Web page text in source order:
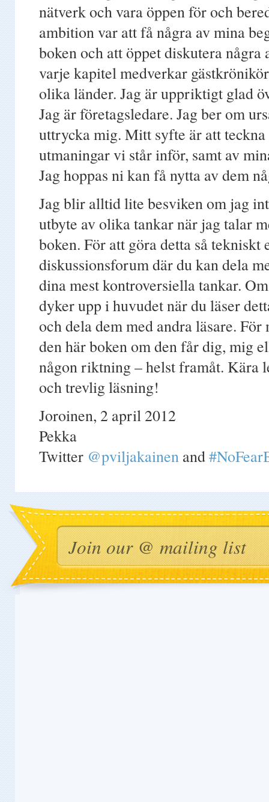
nätverk och vara öppen för och
ambition var att få några av mina
boken och att öppet diskutera
varje kapitel medverkar
olika länder. Jag är uppriktigt glad
Jag är företagsledare. Jag ber om
uttrycka mig. Mitt syfte är att
utmaningar vi står inför, samt av
Jag hoppas ni kan få nytta av dem
Jag blir alltid lite besviken om jag
utbyte av olika tankar när jag talar
boken. För att göra detta så
diskussionsforum där du kan dela
dina mest kontroversiella tankar.
dyker upp i huvudet när du läser
och dela dem med andra läsare.
den här boken om den får dig, mig
någon riktning – helst framåt. Kära
och trevlig läsning!
Joroinen, 2 april 2012
Pekka
Twitter @pviljakainen and